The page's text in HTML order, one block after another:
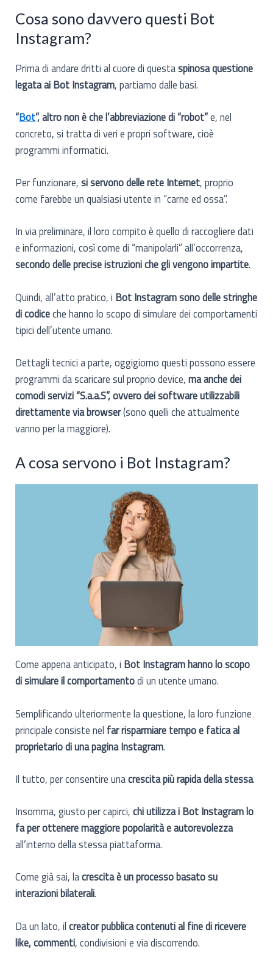
Cosa sono davvero questi Bot
Instagram?
Prima di andare dritti al cuore di questaspinosa questione
legata ai Bot Instagram, partiamo dalle basi.
“Bot”, altro non è che l’abbreviazione di “robot”e, nel
concreto, si tratta di veri e propri software, cioè
programmi informatici.
Per funzionare,si servono delle rete Internet, proprio
come farebbe un qualsiasi utente in “carne ed ossa”.
In via preliminare, il loro compito è quello di raccogliere dati
e informazioni, così come di “manipolarli” all’occorrenza,
secondo delle precise istruzioni che gli vengono impartite.
Quindi, all’atto pratico, i Bot Instagram sono delle stringhe
di codiceche hanno lo scopo di simulare dei comportamenti
tipici dell’utente umano.
Dettagli tecnici a parte, oggigiorno questi possono essere
programmi da scaricare sul proprio device,ma anche dei
comodi servizi “S.a.a.S”, ovvero dei software utilizzabili
direttamente via browser(sono quelli che attualmente
vanno per la maggiore).
A cosa servono i Bot Instagram?
Come appena anticipato, i Bot Instagram hanno lo scopo
di simulare il comportamentodi un utente umano.
Semplificando ulteriormente la questione, la loro funzione
principale consiste nel far risparmiare tempo e fatica al
proprietario di una pagina Instagram.
Il tutto, per consentire unacrescita più rapida della stessa.
Insomma, giusto per capirci,chi utilizza i Bot Instagram lo
fa per ottenere maggiore popolarità e autorevolezza
all’interno della stessa piattaforma.
Come già sai, lacrescita è un processo basato su
interazioni bilaterali.
Da un lato, il creator pubblica contenuti al fine di ricevere
like, commenti, condivisioni e via discorrendo.